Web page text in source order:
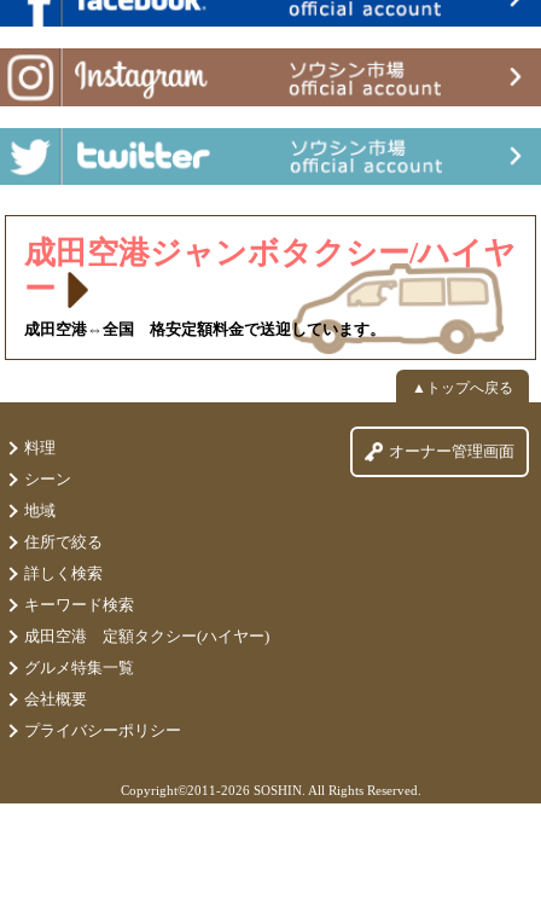
成田空港ジャンボタクシー/ハイヤ
ー
成田空港⇔全国 格安定額料金で送迎しています。
▲トップへ戻る
料理
シーン
地域
住所で絞る
詳しく検索
キーワード検索
成田空港 定額タクシー(ハイヤー)
グルメ特集一覧
会社概要
プライバシーポリシー
オーナー管理画面
Copyright©2011-2026 SOSHIN. All Rights Reserved.